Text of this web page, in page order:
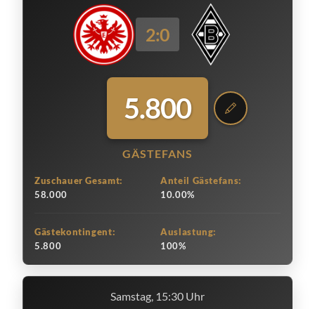
2:0
5.800
GÄSTEFANS
Zuschauer Gesamt:
58.000
Anteil Gästefans:
10.00%
Gästekontingent:
5.800
Auslastung:
100%
Samstag, 15:30 Uhr